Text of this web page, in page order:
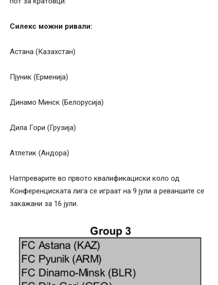
Силекс можни ривали:
Астана (Казахстан)
Пјуник (Ерменија)
Динамо Минск (Белорусија)
Дила Гори (Грузија)
Атлетик (Андора)
Натпреварите во првото квалификациски коло од
Конференциската лига се играат на 9 јули а реваншите се
закажани за 16 јули.